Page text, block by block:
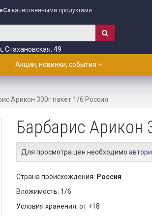
качественными продуктами
Стахановская, 49
Акции, новинки, события
Арикон 300г пакет 1/6 Россия
Барбарис Арикон
Для просмотра цен необходимо
Страна происхождения: Россия
Вложимость: 1/6
Условия хранения: от +18